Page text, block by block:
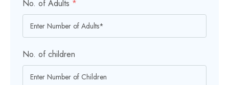
No. of Adults *
No. of children